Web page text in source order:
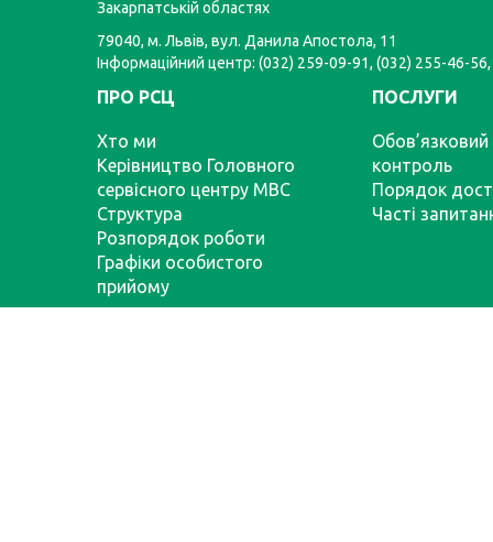
Закарпатській областях
79040, м. Львів, вул. Данила Апостола, 11
Інформаційний центр: (032) 259-09-91, (032) 255-46-
ПРО РСЦ
Хто ми
Керівництво Головного
сервісного центру МВС
Структура
Розпорядок роботи
Графіки особистого
прийому
ПОСЛУГИ
Обов’язковий
контроль
Порядок
Часті